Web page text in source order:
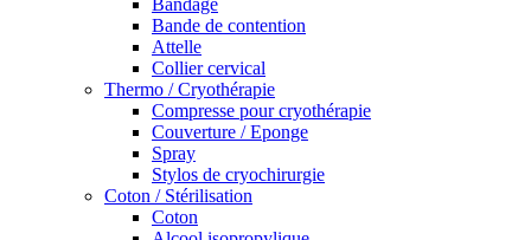
Bandage
Bande de contention
Attelle
Collier cervical
Thermo / Cryothérapie
Compresse pour cryothérapie
Couverture / Eponge
Spray
Stylos de cryochirurgie
Coton / Stérilisation
Coton